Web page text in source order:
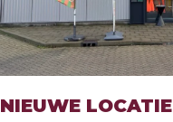
NIEUWE LOCATIE